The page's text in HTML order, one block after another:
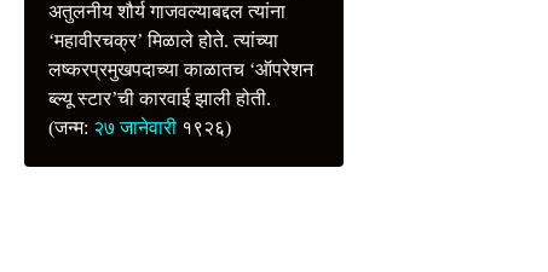
अतुलनीय शौर्य गाजवल्याबद्दल त्यांना
‘महावीरचक्र’ मिळाले होते. त्यांच्या
लष्करप्रमुखपदाच्या काळातच ‘ऑपरेशन
ब्ल्यू स्टार’ची कारवाई झाली होती.
(जन्म: २७ जानेवारी १९२६)